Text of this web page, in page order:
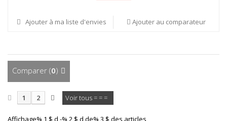
Ajouter à ma liste d'envies Ajouter au comparateur
Comparer (0)
1 2
Affichage% 1 $ d -% 2 $ d de% 3 $ des articles